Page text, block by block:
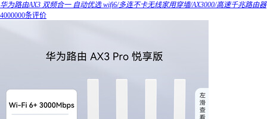
华为路由AX3 双频合一 自动优选 wifi6/多连不卡无线家用穿墙/AX3000/高速千兆路由器
4000000条评价